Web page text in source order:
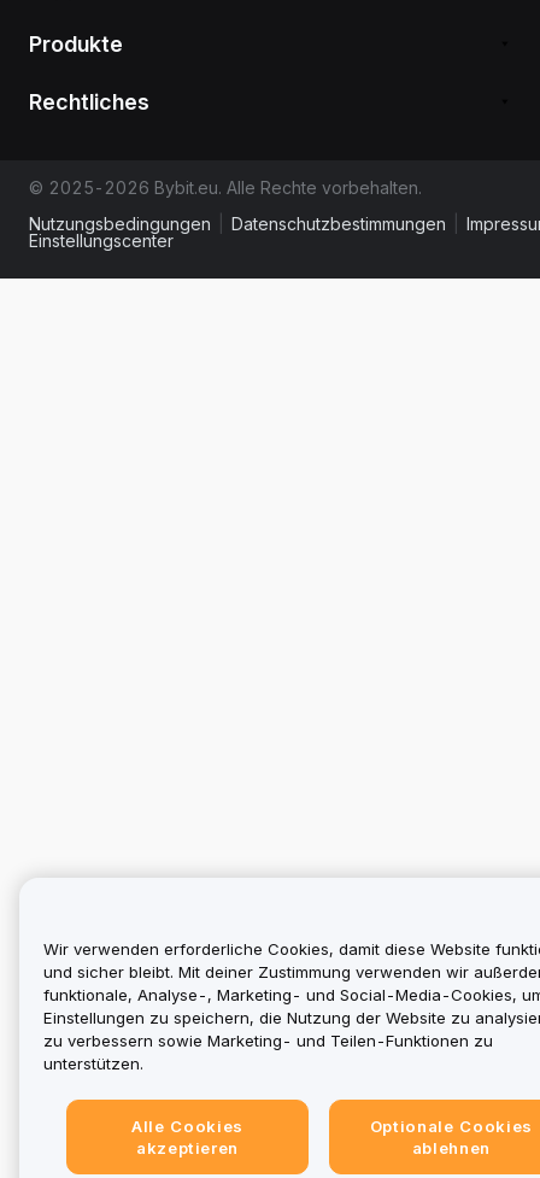
Produkte
Rechtliches
© 2025-2026 Bybit.eu. Alle Rechte vorbehalten.
Nutzungsbedingungen
Datenschutzbestimmungen
Einstellungscenter
Wir verwenden erforderliche Cookies, damit diese Website
und sicher bleibt. Mit deiner Zustimmung verwenden wir
funktionale, Analyse-, Marketing- und Social-Media-Cookies,
Einstellungen zu speichern, die Nutzung der Website zu
zu verbessern sowie Marketing- und Teilen-Funktionen zu
unterstützen.
Alle Cookies
akzeptieren
Optionale Cookies
ablehnen